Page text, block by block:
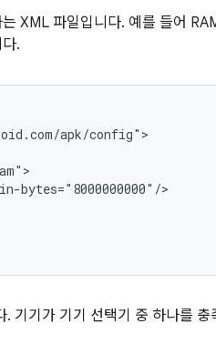
XML 파일입니다. 예를 들어
.
apk/config">
. 기기가 기기 선택기 중 하나를